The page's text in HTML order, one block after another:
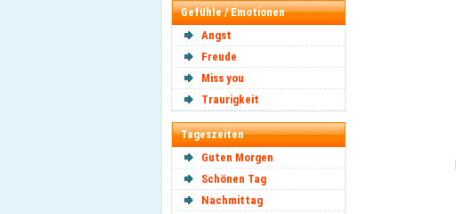
Gefühle / Emotionen
Angst
Freude
Miss you
Traurigkeit
Tageszeiten
Guten Morgen
Schönen Tag
Nachmittag